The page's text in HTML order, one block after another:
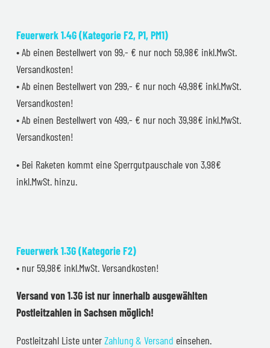
Feuerwerk 1.4G (Kategorie F2, P1, PM1)
• Ab einen Bestellwert von 99,- € nur noch 59,98€ inkl.MwSt.
Versandkosten!
• Ab einen Bestellwert von 299,- € nur noch 49,98€ inkl.MwSt.
Versandkosten!
• Ab einen Bestellwert von 499,- € nur noch 39,98€ inkl.MwSt.
Versandkosten!
• Bei Raketen kommt eine Sperrgutpauschale von 3,98€
inkl.MwSt. hinzu.
Feuerwerk 1.3G (Kategorie F2)
• nur 59,98€ inkl.MwSt. Versandkosten!
Versand von 1.3G ist nur innerhalb ausgewählten
Postleitzahlen in Sachsen möglich!
Postleitzahl Liste unterZahlung & Versand einsehen.